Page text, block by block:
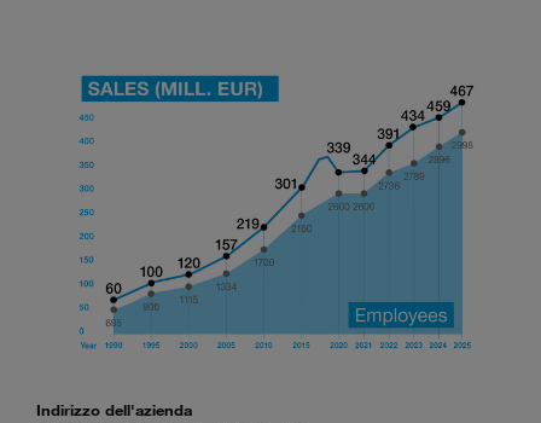
Indirizzo dell'azienda